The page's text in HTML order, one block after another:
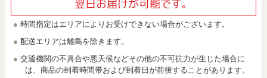
翌日お届けが可能です。
時間指定はエリアによりお受けできない場合がございます。
配送エリアは離島を除きます。
交通機関の不具合や悪天候などその他の不可抗力が生じた場合に
は、商品の到着時間帯および到着日が前後することがあります。